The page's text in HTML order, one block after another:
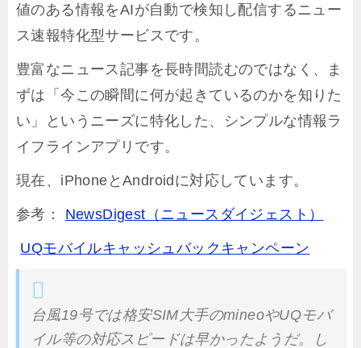
値のある情報をAIが自動で検知し配信するニュー
ス速報特化型サービスです。
豊富なニュース記事を長時間読むのではなく、ま
ずは「今この瞬間に何が起きているのかを知りた
い」というニーズに特化した、シンプルな情報ラ
イフラインアプリです。
現在、iPhoneとAndroidに対応しています。
参考： NewsDigest（ニュースダイジェスト）
UQモバイルキャッシュバックキャンペーン
台風19号では格安SIM大手のmineoやUQモバ
イル等の対応スピードは早かったようだ。し